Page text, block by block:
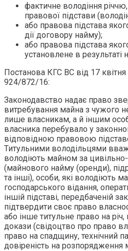
фактичне володіння
правової підстави
або правова підстава
дії договору найму);
або правова підстава
установлене в результаті
Постанова КГС ВС від 17
924/872/16:
Законодавство надає право
витребування майна з чужого
лише власникам, а й іншим
власника перебувало у
відповідною правовою
Титульними володільцями
володіють майном за
(майнового найму (оренди),
та інші), особи, які володіють
господарського відання,
іншій підставі, передбаченій
підтвердити своє право
або інше титульне право на
докази (свідоцтво про право
право на спадщину, технічний
довіреність на розпорядження